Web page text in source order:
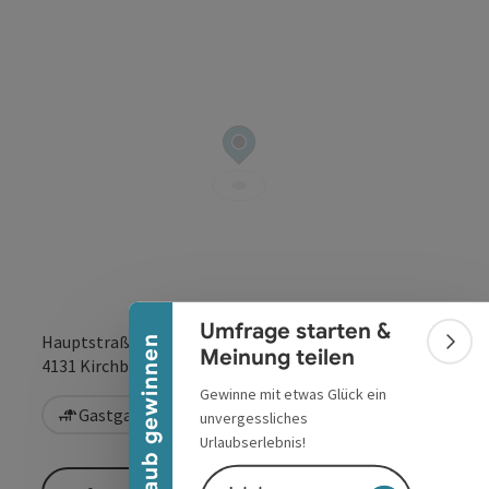
Urlaub gewinnen
Banner einklappen
Umfrage starten &
Meinung teilen
Gewinne mit etwas Glück ein
unvergessliches
Urlaubserlebnis!
Hauptstraße 9
4131 Kirchberg ob der Donau in Google
in
Gastgarten / Terrasse